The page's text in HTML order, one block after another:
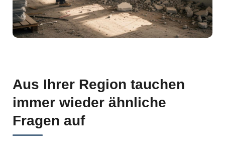
Aus Ihrer Region tauchen
immer wieder ähnliche
Fragen auf